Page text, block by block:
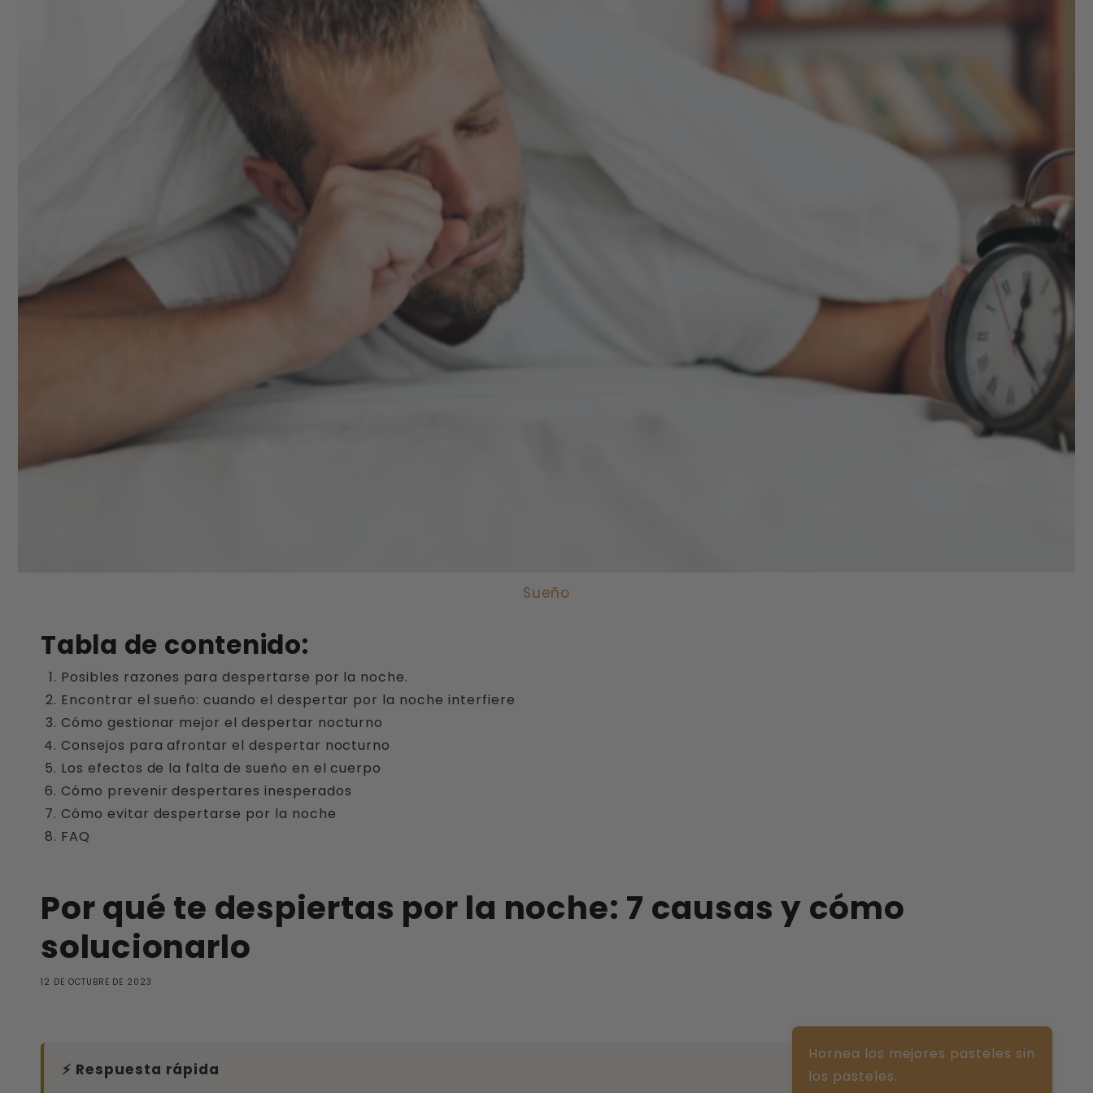
Sueño
Tabla de contenido:
Posibles razones para despertarse por la noche.
Encontrar el sueño: cuando el despertar por la noche interfiere
Cómo gestionar mejor el despertar nocturno
Consejos para afrontar el despertar nocturno
Los efectos de la falta de sueño en el cuerpo
Cómo prevenir despertares inesperados
Cómo evitar despertarse por la noche
FAQ
Por qué te despiertas por la noche: 7 causas y cómo
solucionarlo
12 DE OCTUBRE DE 2023
⚡ Respuesta rápida
Hornea los mejores pasteles sin
los pasteles.